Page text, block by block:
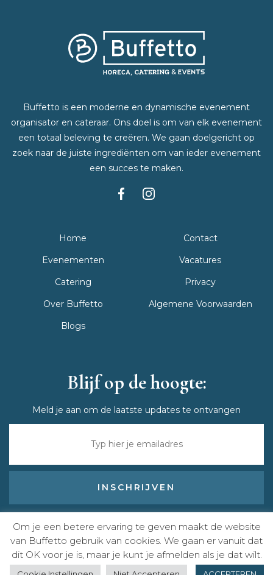
Buffetto is een moderne en dynamische evenement
organisator en cateraar. Ons doel is om van elk evenement
een totaal beleving te creëren. We gaan doelgericht op
zoek naar de juiste ingrediënten om van ieder evenement
een succes te maken.
Home
Evenementen
Catering
Over Buffetto
Blogs
Contact
Vacatures
Privacy
Algemene Voorwaarden
Blijf op de hoogte:
Meld je aan om de laatste updates te ontvangen
Copyright 2026 een we make it website
Afspraak Bel Stuur een Over
Om je een betere ervaring te geven maakt de website
van Buffetto gebruik van cookies. We gaan er vanuit dat
dit OK voor je is, maar je kunt je afmelden als je dat wilt.